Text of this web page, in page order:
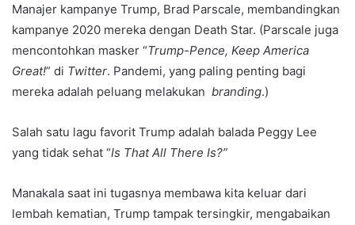
Manajer kampanye Trump, Brad Parscale, membandingkan
kampanye 2020 mereka dengan Death Star. (Parscale juga
mencontohkan masker “Trump-Pence, Keep America
Great!” di Twitter. Pandemi, yang paling penting bagi
mereka adalah peluang melakukan branding.)
Salah satu lagu favorit Trump adalah balada Peggy Lee
yang tidak sehat “Is That All There Is?”
Manakala saat ini tugasnya membawa kita keluar dari
lembah kematian, Trump tampak tersingkir, mengabaikan